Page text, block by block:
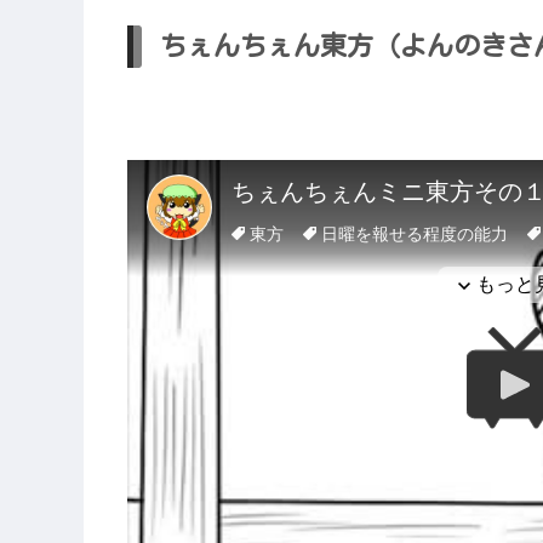
ちぇんちぇん東方（よんのきさ